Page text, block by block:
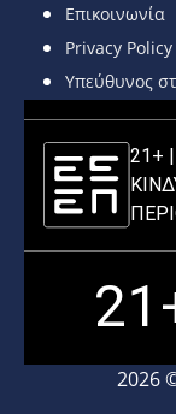
Επικοινωνία
Privacy Policy
Υπεύθυνος
21+
2026